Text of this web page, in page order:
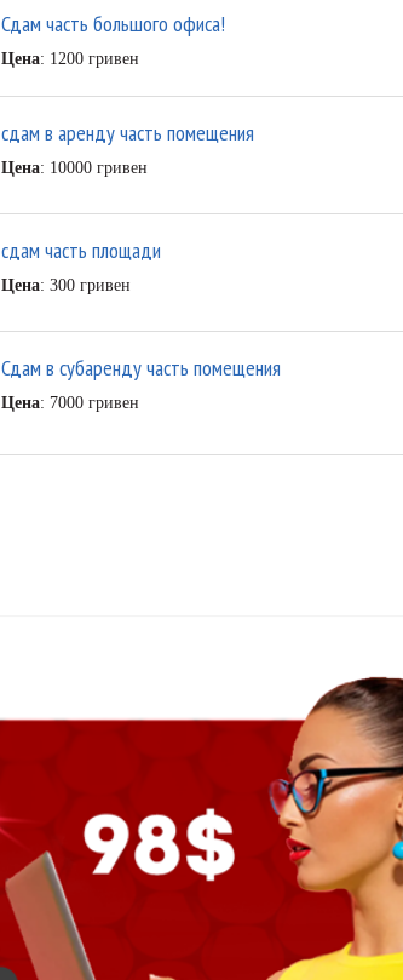
Сдам часть большого офиса!
Цена: 1200 гривен
сдам в аренду часть помещения
Цена: 10000 гривен
сдам часть площади
Цена: 300 гривен
Сдам в субаренду часть помещения
Цена: 7000 гривен